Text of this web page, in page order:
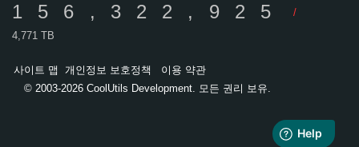
156,322,925
/
4,771 TB
사이트 맵 개인정보 보호정책
이용 약관
© 2003-2026 CoolUtils Development. 모든 권리 보유.